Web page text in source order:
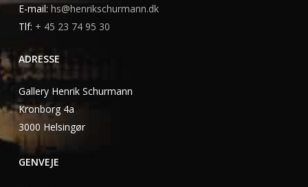
E-mail: hs@henrikschurmann.dk
Tlf: + 45 23 74 95 30
ADRESSE
Gallery Henrik Schurmann
Kronborg 4a
3000 Helsingør
GENVEJE